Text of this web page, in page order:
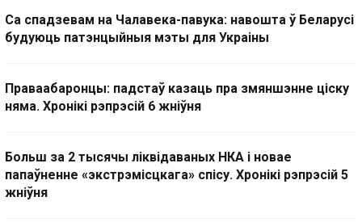
Са спадзевам на Чалавека-павука: навошта ў Беларусі
будуюць патэнцыйныя мэты для Украіны
Праваабаронцы: падстаў казаць пра змяншэнне ціску
няма. Хронікі рэпрэсій 6 жніўня
Больш за 2 тысячы ліквідаваных НКА і новае
папаўненне «экстрэмісцкага» спісу. Хронікі рэпрэсій 5
жніўня